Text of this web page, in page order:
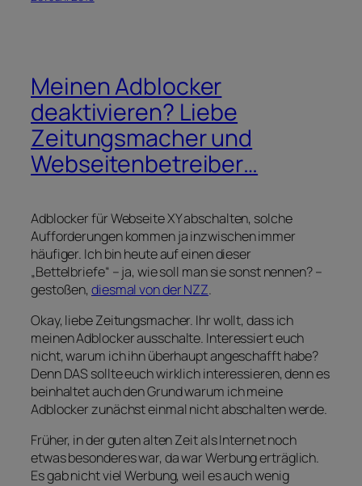
Meinen Adblocker
deaktivieren? Liebe
Zeitungsmacher und
Webseitenbetreiber…
Adblocker für Webseite XY abschalten, solche
Aufforderungen kommen ja inzwischen immer
häufiger. Ich bin heute auf einen dieser
„Bettelbriefe“ – ja, wie soll man sie sonst nennen? –
gestoßen,diesmal von der NZZ.
Okay, liebe Zeitungsmacher. Ihr wollt, dass ich
meinen Adblocker ausschalte. Interessiert euch
nicht, warum ich ihn überhaupt angeschafft habe?
Denn DAS sollte euch wirklich interessieren, denn es
beinhaltet auch den Grund warum ich meine
Adblocker zunächst einmal nicht abschalten werde.
Früher, in der guten alten Zeit als Internet noch
etwas besonderes war, da war Werbung erträglich.
Es gab nicht viel Werbung, weil es auch wenig